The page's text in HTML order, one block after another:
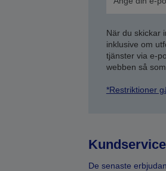
När du skickar
inklusive om
tjänster via e-
webben så
*Restriktioner
Kundservice
De senaste